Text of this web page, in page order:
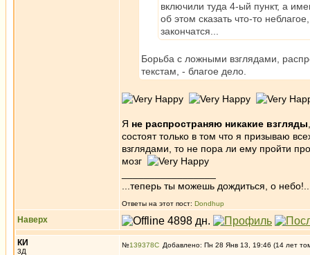
включили туда 4-ый пункт, а
об этом сказать что-то
закончатся...
Борьба с ложными взглядами,
текстам, - благое дело.
Я не распространяю никакие взгляды
состоят только в том что я призываю
взглядами, то не пора ли ему пройти
мозг
...теперь ты можешь дождиться, о
Ответы на этот пост: Dondhup
Наверх
КИ
3Д
№139378 Добавлено: Пн 28 Янв 13, 19:46 (14 лет